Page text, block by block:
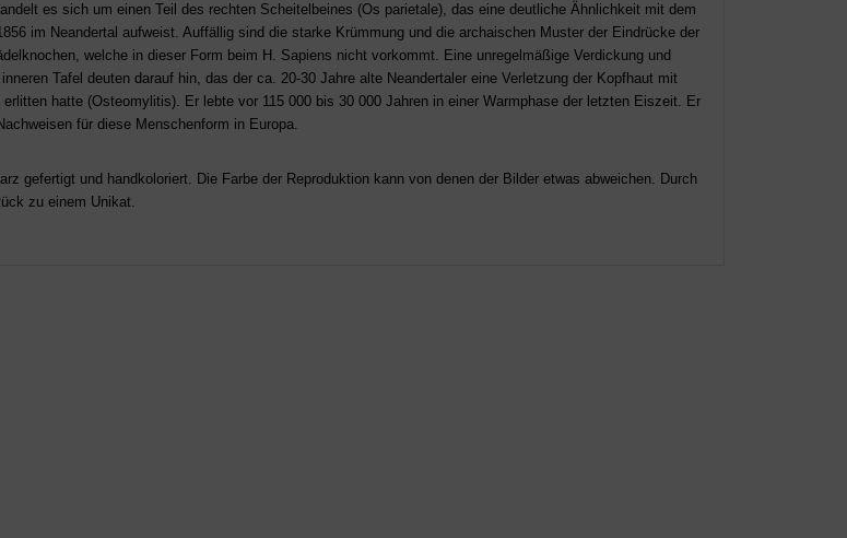
es sich um einen Teil des rechten Scheitelbeines (Os parietale), das eine deutliche Ähnlichkeit mit dem
im Neandertal aufweist. Auffällig sind die starke Krümmung und die archaischen Muster der Eindrücke der
welche in dieser Form beim H. Sapiens nicht vorkommt. Eine unregelmäßige Verdickung und
Tafel deuten darauf hin, das der ca. 20-30 Jahre alte Neandertaler eine Verletzung der Kopfhaut mit
hatte (Osteomylitis). Er lebte vor 115 000 bis 30 000 Jahren in einer Warmphase der letzten Eiszeit. Er
für diese Menschenform in Europa.
gefertigt und handkoloriert. Die Farbe der Reproduktion kann von denen der Bilder etwas abweichen. Durch
zu einem Unikat.